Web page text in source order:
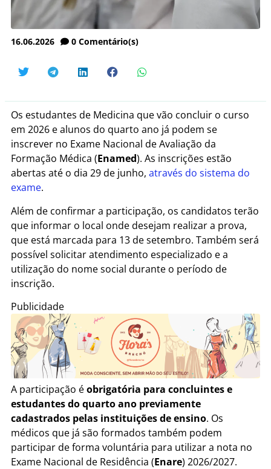
16.06.2026 0 Comentário(s)
Os estudantes de Medicina que vão concluir o curso
em 2026 e alunos do quarto ano já podem se
inscrever no Exame Nacional de Avaliação da
Formação Médica (Enamed). As inscrições estão
abertas até o dia 29 de junho, através do sistema do
exame.
Além de confirmar a participação, os candidatos terão
que informar o local onde desejam realizar a prova,
que está marcada para 13 de setembro. Também será
possível solicitar atendimento especializado e a
utilização do nome social durante o período de
inscrição.
Publicidade
A participação éobrigatória para concluintes e
estudantes do quarto ano previamente
cadastrados pelas instituições de ensino. Os
médicos que já são formados também podem
participar de forma voluntária para utilizar a nota no
Exame Nacional de Residência (Enare) 2026/2027.